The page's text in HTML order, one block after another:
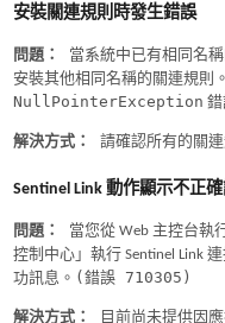
安裝關連規則時發生錯誤
問題：
當系統中已有相同名
安裝其他相同名稱的關連規則
NullPointerException 錯
解決方式： 請確認所有的關
Sentinel Link 動作顯示不正
問題：
當您從 Web 主控台執
控制中心」執行 Sentinel Link
功訊息。 (錯誤 710305)
解決方式： 目前尚未提供因應